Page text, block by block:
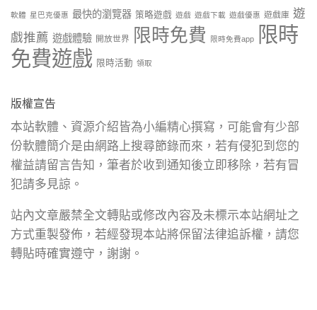
軟體 星巴克優惠 最快的瀏覽器 策略遊戲 遊戲 遊戲下載 遊戲優惠 遊戲庫 遊
戲推薦 遊戲體驗 開放世界 限時免費 限時免費app
限時
免費遊戲 限時活動 領取
版權宣告
本站軟體、資源介紹皆為小編精心撰寫，可能會有少部
份軟體簡介是由網路上搜尋節錄而來，若有侵犯到您的
權益請留言告知，筆者於收到通知後立即移除，若有冒
犯請多見諒。
站內文章嚴禁全文轉貼或修改內容及未標示本站網址之
方式重製發佈，若經發現本站將保留法律追訴權，請您
轉貼時確實遵守，謝謝。